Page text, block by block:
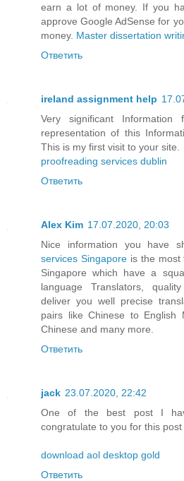
earn a lot of money. If you
approve Google AdSense for
money. Master dissertation
Ответить
ireland assignment help
Very significant
representation of this
This is my first visit to your site.
proofreading services dublin
Ответить
Alex Kim 17.07.2020, 20:03
Nice information you have
services Singaporeis the most
Singapore which have a
language Translators,
deliver you well precise
pairs like Chinese to English
Chinese and many more.
Ответить
jack 23.07.2020, 22:42
One of the best post I
congratulate to you for this
download aol desktop gold
Ответить